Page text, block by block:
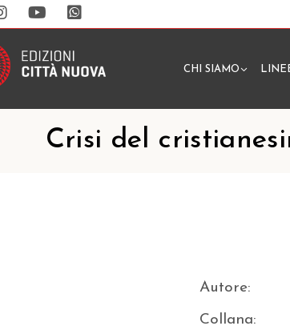
CHI SIAMO
Crisi del
Autore:
Collana: